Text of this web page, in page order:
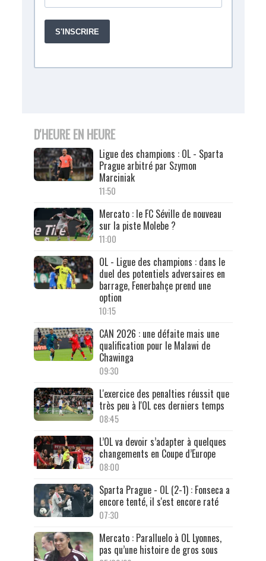
D'HEURE EN HEURE
Ligue des champions : OL - Sparta
Prague arbitré par Szymon
Marciniak
11:50
Mercato : le FC Séville de nouveau
sur la piste Molebe ?
11:00
OL - Ligue des champions : dans le
duel des potentiels adversaires en
barrage, Fenerbahçe prend une
option
10:15
CAN 2026 : une défaite mais une
qualification pour le Malawi de
Chawinga
09:30
L'exercice des penalties réussit que
très peu à l'OL ces derniers temps
08:45
L’OL va devoir s’adapter à quelques
changements en Coupe d’Europe
08:00
Sparta Prague - OL (2-1) : Fonseca a
encore tenté, il s'est encore raté
07:30
Mercato : Paralluelo à OL Lyonnes,
pas qu’une histoire de gros sous